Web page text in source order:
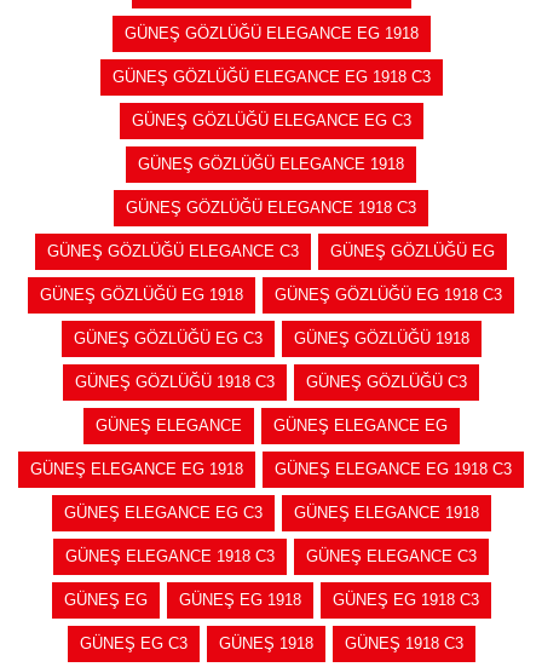
GÜNEŞ GÖZLÜĞÜ ELEGANCE EG 1918
GÜNEŞ GÖZLÜĞÜ ELEGANCE EG 1918 C3
GÜNEŞ GÖZLÜĞÜ ELEGANCE EG C3
GÜNEŞ GÖZLÜĞÜ ELEGANCE 1918
GÜNEŞ GÖZLÜĞÜ ELEGANCE 1918 C3
GÜNEŞ GÖZLÜĞÜ ELEGANCE C3 GÜNEŞ GÖZLÜĞÜ EG
GÜNEŞ GÖZLÜĞÜ EG 1918 GÜNEŞ GÖZLÜĞÜ EG 1918 C3
GÜNEŞ GÖZLÜĞÜ EG C3 GÜNEŞ GÖZLÜĞÜ 1918
GÜNEŞ GÖZLÜĞÜ 1918 C3 GÜNEŞ GÖZLÜĞÜ C3
GÜNEŞ ELEGANCE GÜNEŞ ELEGANCE EG
GÜNEŞ ELEGANCE EG 1918 GÜNEŞ ELEGANCE EG 1918 C3
GÜNEŞ ELEGANCE EG C3 GÜNEŞ ELEGANCE 1918
GÜNEŞ ELEGANCE 1918 C3 GÜNEŞ ELEGANCE C3
GÜNEŞ EG GÜNEŞ EG 1918 GÜNEŞ EG 1918 C3
GÜNEŞ EG C3 GÜNEŞ 1918 GÜNEŞ 1918 C3